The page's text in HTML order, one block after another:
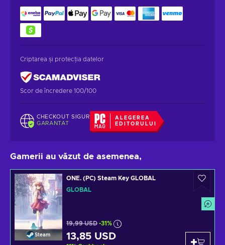
Criptarea și protecția datelor
Scor de încredere 100/100
CHECKOUT SIGUR
GARANTAT
ALEGEREA
EDITORULUI
Gamerii au văzut de asemenea,
Steam
ONE. (PC) Steam Key GLOBAL
GLOBAL
19,99 USD -31%
13,85 USD